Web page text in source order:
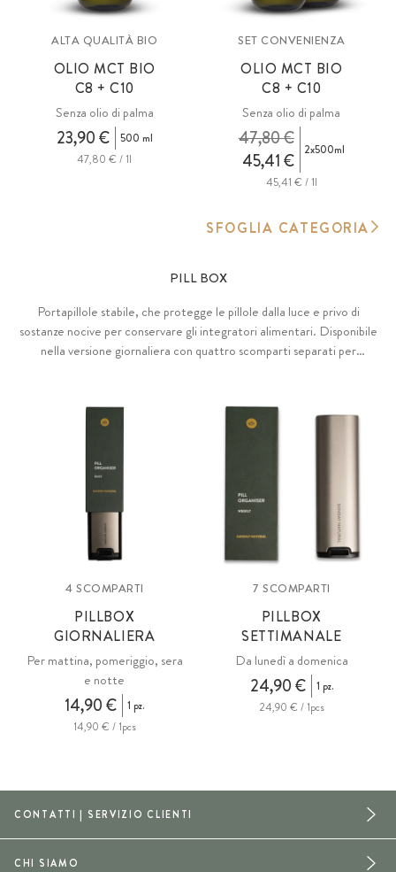
ALTA QUALITÀ BIO
OLIOMCT BIO
C8 + C10
Senza olio di palma
23,90 €
500 ml
47,80 € / 1l
SET CONVENIENZA
OLIO MCT BIO
C8 + C10
Senza olio di palma
45,41 €
47,80 € 2x500ml
45,41 € / 1l
SFOGLIA CATEGORIA
PILL BOX
Portapillole stabile, che protegge le pillole dalla luce e privo di
sostanze nocive per conservare gli integratori alimentari. Disponibile
nella versione giornaliera con quattro scomparti separati per
robusto e inserto rimovibile in PLA e PBS a base vegetale e
biodegradabile (da amido).
4 SCOMPARTI
PILLBOX
GIORNALIERA
Per mattina, pomeriggio, sera
e notte
14,90 €
1 pz.
14,90 € / 1pcs
7 SCOMPARTI
PILLBOX
SETTIMANALE
Da lunedì a domenica
24,90 €
1 pz.
24,90 € / 1pcs
CONTATTI | SERVIZIO CLIENTI
CHI SIAMO